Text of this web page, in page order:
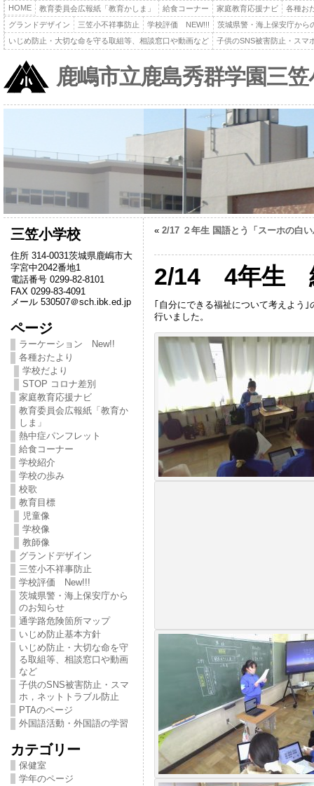
HOME 教育委員会広報紙「教育かしま」 給食コーナー 家庭教育応援ナビ
各種お
グランドデザイン
三笠小不祥事防止 学校評価 NEW!!!
茨城県警・海上保安庁から
いじめ防止・大切な命を守る取組等、相談窓口や動画など
子供のSNS被害防止・スマ
鹿嶋市立鹿島秀群学園三
三笠小学校
住所 314-0031茨城県鹿嶋市大
字宮中2042番地1
電話番号 0299-82-8101
FAX 0299-83-4091
メール 530507＠sch.ibk.ed.jp
ページ
ラーケーション New!!
各種おたより
学校だより
STOP コロナ差別
家庭教育応援ナビ
教育委員会広報紙「教育か
しま」
熱中症パンフレット
給食コーナー
学校紹介
学校の歩み
校歌
教育目標
児童像
学校像
教師像
グランドデザイン
三笠小不祥事防止
学校評価 New!!!
茨城県警・海上保安庁から
のお知らせ
通学路危険箇所マップ
いじめ防止基本方針
いじめ防止・大切な命を守
る取組等、相談窓口や動画
など
子供のSNS被害防止・スマ
ホ，ネットトラブル防止
PTAのページ
外国語活動・外国語の学習
カテゴリー
保健室
学年のページ
« 2/17 ２年生 国語とう「スーホの白
2/14 4年生
｢自分にできる福祉について考えよう
行いました。